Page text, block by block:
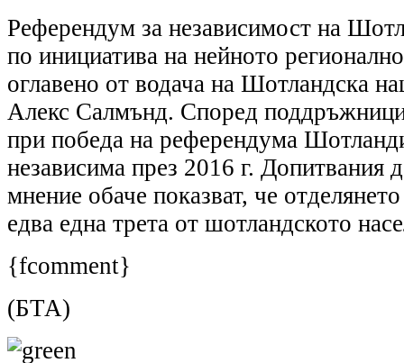
Референдум за независимост на
по инициатива на нейното
оглавено от водача на Шотландска
Алекс Салмънд. Според
при победа на референдума
независима през 2016 г. Допитвания
мнение обаче показват, че
едва една трета от шотландското
{fcomment}
(БТА)